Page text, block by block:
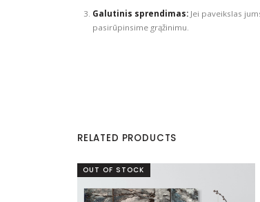
Galutinis sprendimas:Jei paveikslas
pasirūpinsime grąžinimu.
RELATED PRODUCTS
OUT OF STOCK